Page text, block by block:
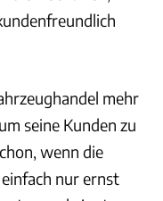
mehr
seine Kunden zu
wenn die
nur ernst